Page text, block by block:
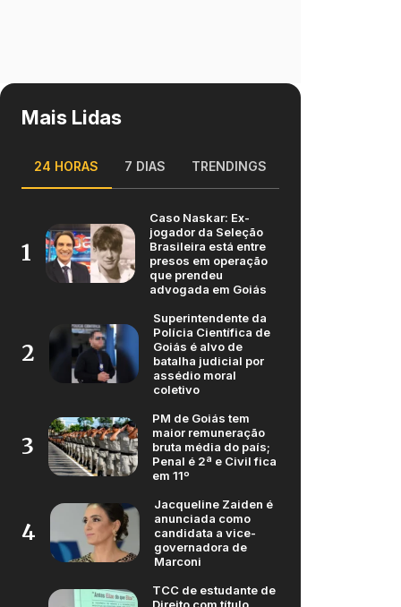
Mais Lidas
24 HORAS 7 DIAS TRENDINGS
1
Caso Naskar: Ex-
jogador da Seleção
Brasileira está entre
presos em operação
que prendeu
advogada em Goiás
2
Superintendente da
Polícia Científica de
Goiás é alvo de
batalha judicial por
assédio moral
coletivo
3
PM de Goiás tem
maior remuneração
bruta média do país;
Penal é 2ª e Civil fica
em 11º
4
Jacqueline Zaiden é
anunciada como
candidata a vice-
governadora de
Marconi
TCC de estudante de